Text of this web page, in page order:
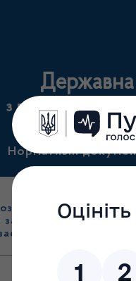
з лікарських
Нормативні
торгівля
засобами, імпорт
(крім АФІ)